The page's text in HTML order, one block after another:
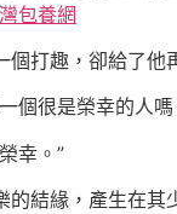
包養網
趣，卻給了他
很是榮幸的人嗎
幸。”
緣，產生在其少